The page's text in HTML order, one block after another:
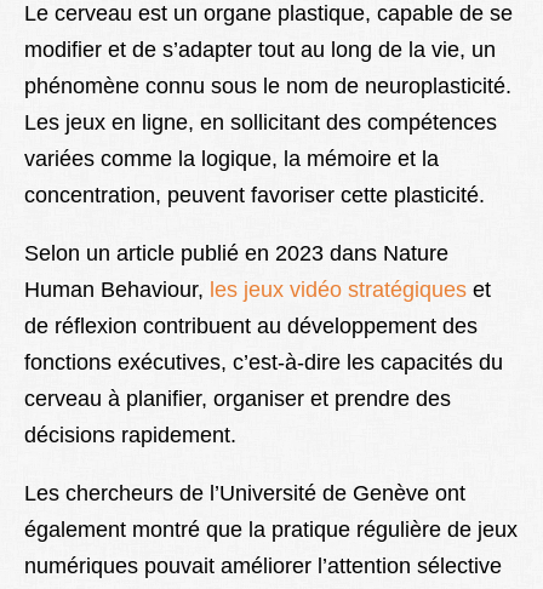
Le cerveau est un organe plastique, capable de se
modifier et de s’adapter tout au long de la vie, un
phénomène connu sous le nom de neuroplasticité.
Les jeux en ligne, en sollicitant des compétences
variées comme la logique, la mémoire et la
concentration, peuvent favoriser cette plasticité.
Selon un article publié en 2023 dans Nature
Human Behaviour, les jeux vidéo stratégiques et
de réflexion contribuent au développement des
fonctions exécutives, c’est-à-dire les capacités du
cerveau à planifier, organiser et prendre des
décisions rapidement.
Les chercheurs de l’Université de Genève ont
également montré que la pratique régulière de jeux
numériques pouvait améliorer l’attention sélective